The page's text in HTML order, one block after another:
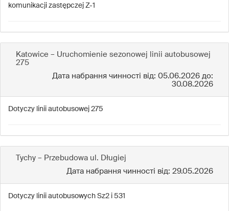
komunikacji zastępczej Z-1
Katowice – Uruchomienie sezonowej linii autobusowej
275
Дата набрання чинності від: 05.06.2026 до:
30.08.2026
Dotyczy linii autobusowej 275
Tychy – Przebudowa ul. Długiej
Дата набрання чинності від: 29.05.2026
Dotyczy linii autobusowych Sz2 i 531